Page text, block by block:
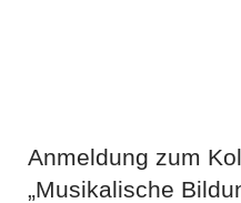
Anmeldung zum
„Musikalische